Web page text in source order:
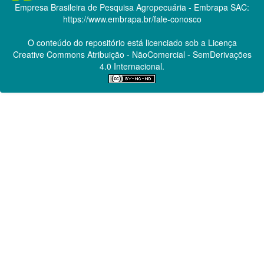
Empresa Brasileira de Pesquisa Agropecuária - Embrapa SAC:
https://www.embrapa.br/fale-conosco
O conteúdo do repositório está licenciado sob a Licença
Creative CommonsAtribuição - NãoComercial - SemDerivações
4.0 Internacional.